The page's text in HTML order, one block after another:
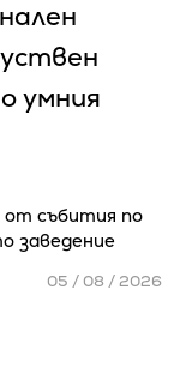
умния
от събития по
заведение
05 / 08 / 2026